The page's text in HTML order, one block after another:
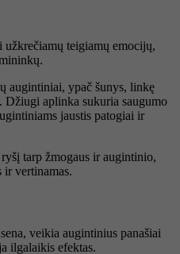
užkrečiamų teigiamų emocijų,
augintiniai, ypač šunys, linkę
aplinka sukuria saugumo
jaustis patogiai ir
tarp žmogaus ir augintinio,
ir vertinamas.
veikia augintinius panašiai
ilgalaikis efektas.